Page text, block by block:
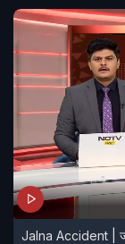
Jalna Accident |